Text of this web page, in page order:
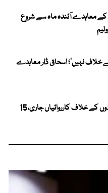
کے معاہدے آئندہ ماہ سے شروع
نہیں’؛ اسحاق ڈار معاہدے
بلوچستان میں دہشت گردوں کے خلاف کارروائیاں جاری، 15